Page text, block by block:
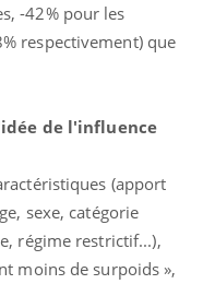
-42% pour les
respectivement) que
de l'influence
(apport
sexe, catégorie
régime restrictif...),
moins de surpoids »,